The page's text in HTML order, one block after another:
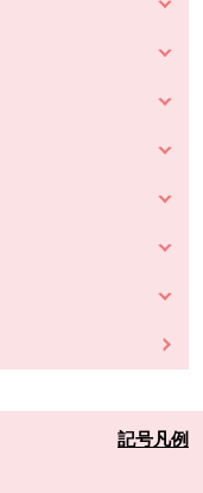
記号凡例